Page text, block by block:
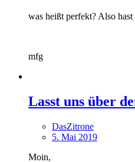
was heißt perfekt? Also
mfg
Lasst uns über
DasZitrone
5. Mai 2019
Moin,